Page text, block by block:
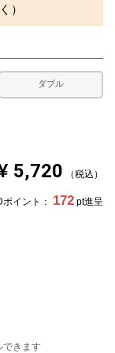
）
ダブル
5,720 税込
イント： 172 pt進呈